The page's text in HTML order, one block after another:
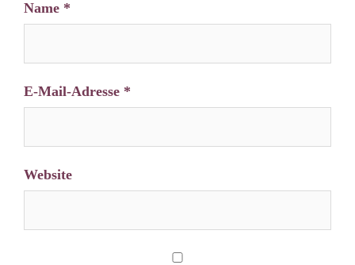
Name *
E-Mail-Adresse *
Website